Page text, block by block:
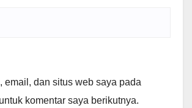
email, dan situs web saya pada
komentar saya berikutnya.